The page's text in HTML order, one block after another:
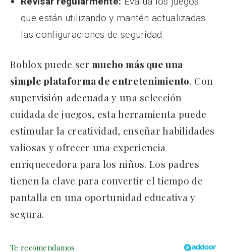
que están utilizando y mantén actualizadas
las configuraciones de seguridad.
Roblox puede ser mucho más que una
simple plataforma de entretenimiento. Con
supervisión adecuada y una selección
cuidada de juegos, esta herramienta puede
estimular la creatividad, enseñar habilidades
valiosas y ofrecer una experiencia
enriquecedora para los niños. Los padres
tienen la clave para convertir el tiempo de
pantalla en una oportunidad educativa y
segura.